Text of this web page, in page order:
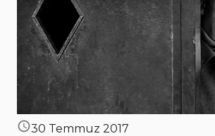
30 Temmuz 2017